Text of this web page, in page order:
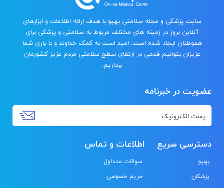
سایت پزشکی و مجله سلامتی بهپو با هدف ارائه اطلاعات و ابزارهای
آنلاین بروز در زمینه های مختلف مربوط به سلامتی و پزشکی برای
هموطنان ایجاد شده است. امید است به کمک خداوند و با یاری شما
عزیزان بتوانیم قدمی در ارتقای سطح سلامتی مردم عزیز کشورمان
برداریم.
عضویت در خبرنامه
دسترسی سریع
بهپو
پزشکان
اطلاعات و تماس
سوالات متداول
حریم خصوصی